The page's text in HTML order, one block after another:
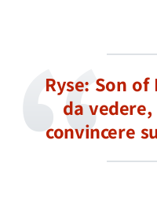
Ryse: Son
da
convincere